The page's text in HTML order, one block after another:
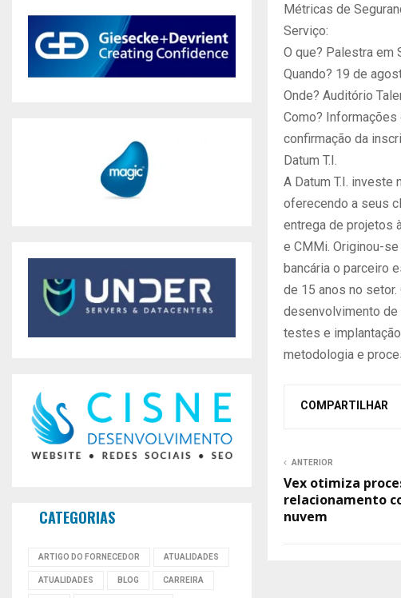
Métricas de
Serviço:
O que? Palestra em
Quando? 19 de
Onde? Auditório
Como? Informações
confirmação da
Datum T.I.
A Datum T.I.
oferecendo a seus
entrega de projetos
e CMMi. Originou-
bancária o parceiro
de 15 anos no
desenvolvimento
testes e
metodologia e
COMPARTILHAR
ANTERIOR
Vex otimiza
relacionamento
nuvem
CATEGORIAS
ARTIGO DO FORNECEDOR ATUALIDADES
ATUALIDADES BLOG CARREIRA